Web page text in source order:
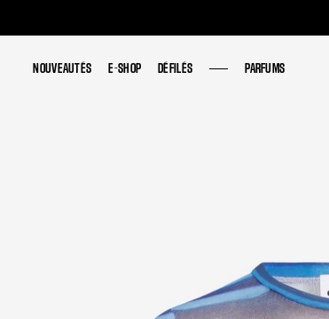
NOUVEAUTÉS E-SHOP DÉFILÉS PARFUMS
NOUVEAUTÉS E-SHOP DÉFILÉS PARFUMS